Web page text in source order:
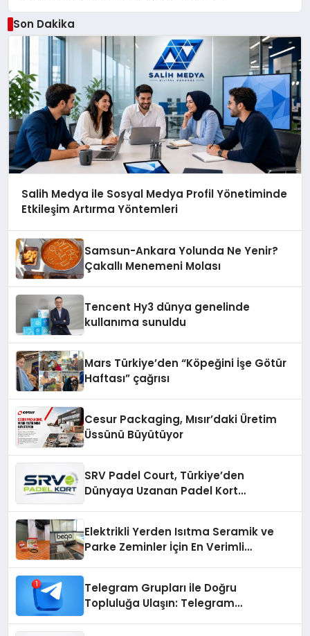
Son Dakika
Salih Medya ile Sosyal Medya Profil Yönetiminde
Etkileşim Artırma Yöntemleri
Samsun-Ankara Yolunda Ne Yenir?
Çakallı Menemeni Molası
Tencent Hy3 dünya genelinde
kullanıma sunuldu
Mars Türkiye’den “Köpeğini İşe Götür
Haftası” çağrısı
Cesur Packaging, Mısır’daki Üretim
Üssünü Büyütüyor
SRV Padel Court, Türkiye’den
Dünyaya Uzanan Padel Kort
Elektrikli Yerden Isıtma Seramik ve
Parke Zeminler İçin En Verimli
Telegram Grupları ile Doğru
Topluluğa Ulaşın: Telegram